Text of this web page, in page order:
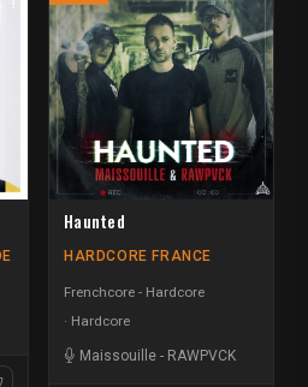
Haunted
HARDCORE FRANCE
Frenchcore - Hardcore
Hardcore
Maissouille - RAWPVCK